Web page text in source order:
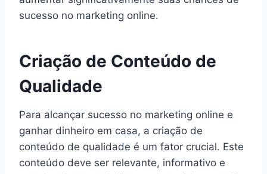
sucesso no marketing online.
Criação de Conteúdo de
Qualidade
Para alcançar sucesso no marketing online e
ganhar dinheiro em casa, a criação de
conteúdo de qualidade é um fator crucial. Este
conteúdo deve ser relevante, informativo e